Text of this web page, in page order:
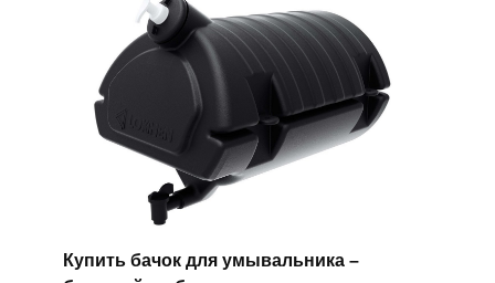
Купить бачок для умывальника –